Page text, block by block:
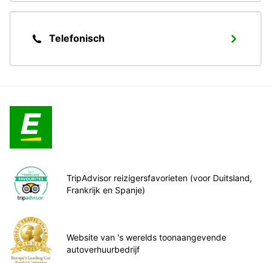
Telefonisch
TripAdvisor reizigersfavorieten (voor Duitsland,
Frankrijk en Spanje)
Website van 's werelds toonaangevende
autoverhuurbedrijf